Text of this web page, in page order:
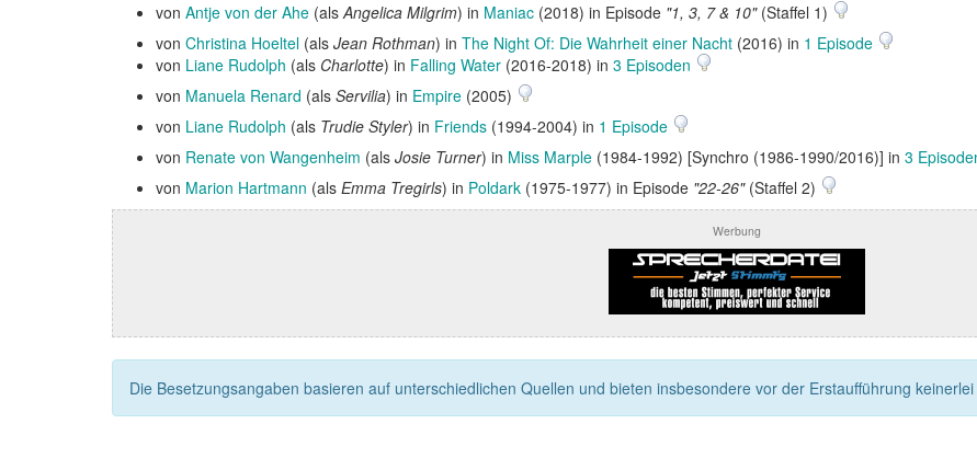
von Antje von der Ahe (alsAngelica Milgrim) in Maniac (2018) in Episode "1, 3, 7 & 10"(Staffel 1)
von Christina Hoeltel (als Jean Rothman) in The Night Of: Die Wahrheit einer Nacht (2016) in 1 Episode
von Liane Rudolph (als Charlotte) in Falling Water (2016-2018) in 3 Episoden
von Manuela Renard (als Servilia) in Empire (2005)
von Liane Rudolph (als Trudie Styler) in Friends (1994-2004) in 1 Episode
von Renate von Wangenheim (als Josie Turner) in Miss Marple (1984-1992) [Synchro (1986-1990/2016)] in 3
von Marion Hartmann (als Emma Tregirls) in Poldark (1975-1977) in Episode "22-26"(Staffel 2)
Werbung
Die Besetzungsangaben basieren auf unterschiedlichen Quellen und bieten insbesondere vor der Erstaufführung